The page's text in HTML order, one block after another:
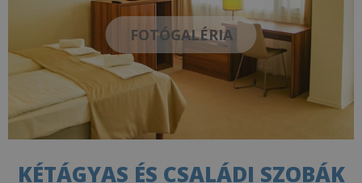
FOTÓGALÉRIA
KÉTÁGYAS ÉS CSALÁDI SZOBÁK